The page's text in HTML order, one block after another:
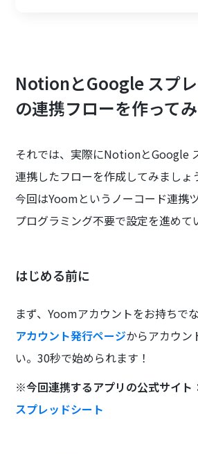
NotionとGoogle スプ
の連携フローを作って
それでは、実際にNotionとGoogle
連携したフローを作成してみましょ
今回はYoomというノーコード連携
プログラミング不要で設定を進めて
はじめる前に
まず、Yoomアカウントをお持ちで
アカウント発行ページからアカウン
い。30秒で始められます！
※今回連携するアプリの公式サイト
スプレッドシート